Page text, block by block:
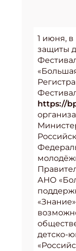
1 июня,
защиты
https://
АНО
детско-